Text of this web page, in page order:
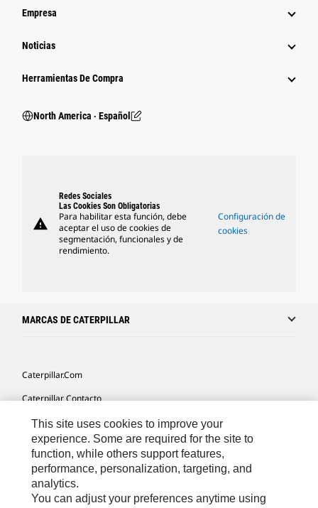
Empresa
Noticias
Herramientas De Compra
North America ‧ Español
warning
Redes Sociales
Las Cookies Son Obligatorias
Para habilitar esta función, debe
aceptar el uso de cookies de
segmentación, funcionales y de
rendimiento.
Configuración de
cookies
MARCAS DE CATERPILLAR
Caterpillar.com
Caterpillar Contacto
Mis Preferencias De Marketing
Site Map
Cookie Settings
Legal
This site uses cookies to improve your
experience. Some are required for the site to
function, while others support features,
performance, personalization, targeting, and
analytics.
You can adjust your preferences anytime using